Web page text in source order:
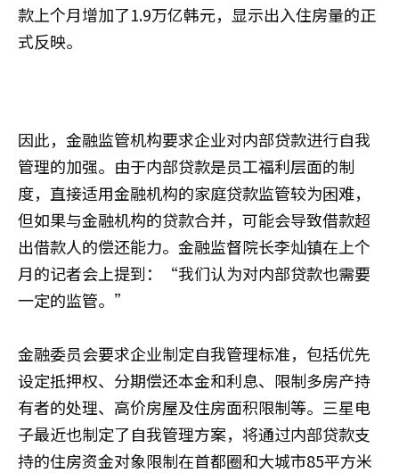
款上个月增加了1.9万亿韩元，显示出入住房量的正
式反映。
因此，金融监管机构要求企业对内部贷款进行自我
管理的加强。由于内部贷款是员工福利层面的制
度，直接适用金融机构的家庭贷款监管较为困难，
但如果与金融机构的贷款合并，可能会导致借款超
出借款人的偿还能力。金融监督院长李灿镇在上个
月的记者会上提到：“我们认为对内部贷款也需要
一定的监管。”
金融委员会要求企业制定自我管理标准，包括优先
设定抵押权、分期偿还本金和利息、限制多房产持
有者的处理、高价房屋及住房面积限制等。三星电
子最近也制定了自我管理方案，将通过内部贷款支
持的住房资金对象限制在首都圈和大城市85平方米